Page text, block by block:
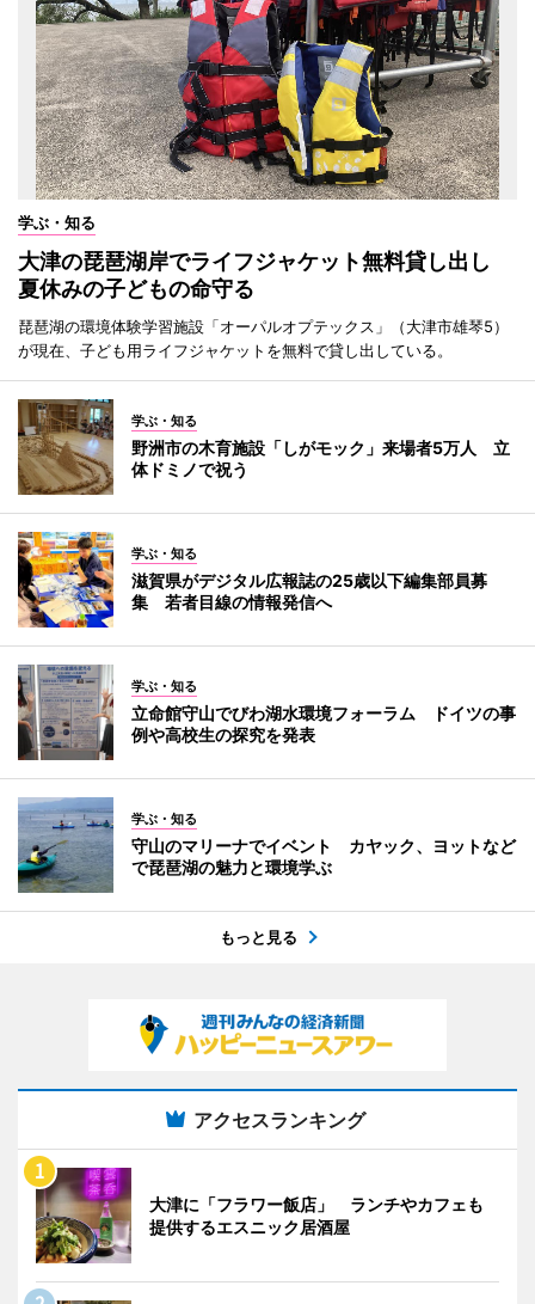
学ぶ・知る
大津の琵琶湖岸でライフジャケット無料貸し出し
夏休みの子どもの命守る
琵琶湖の環境体験学習施設「オーパルオプテックス」（大津市雄琴5）
が現在、子ども用ライフジャケットを無料で貸し出している。
学ぶ・知る
野洲市の木育施設「しがモック」来場者5万人 立
体ドミノで祝う
学ぶ・知る
滋賀県がデジタル広報誌の25歳以下編集部員募
集 若者目線の情報発信へ
学ぶ・知る
立命館守山でびわ湖水環境フォーラム ドイツの事
例や高校生の探究を発表
学ぶ・知る
守山のマリーナでイベント カヤック、ヨットなど
で琵琶湖の魅力と環境学ぶ
もっと見る
アクセスランキング
大津に「フラワー飯店」 ランチやカフェも
提供するエスニック居酒屋